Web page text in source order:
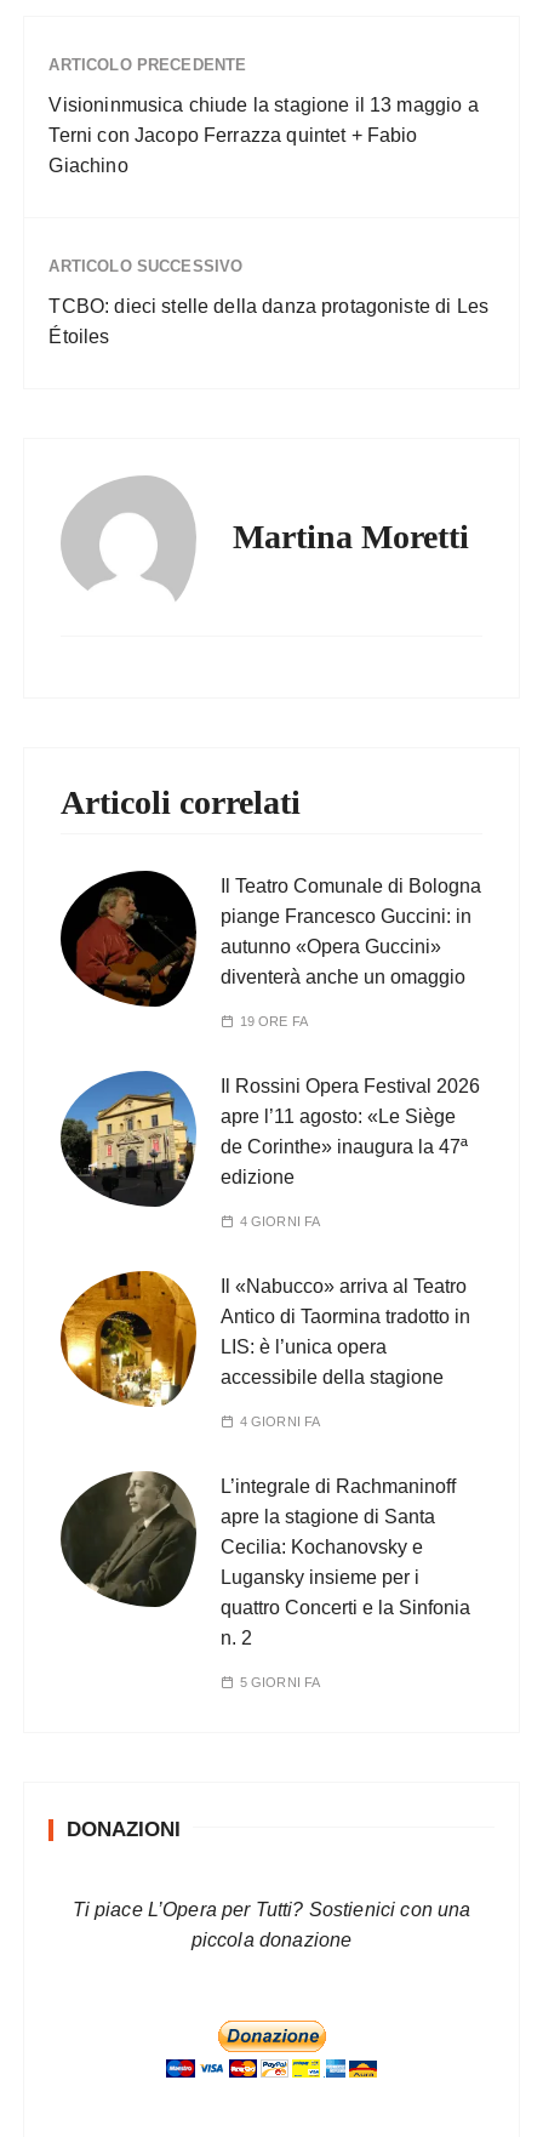
ARTICOLO PRECEDENTE
Visioninmusica chiude la stagione il 13 maggio a
Terni con Jacopo Ferrazza quintet + Fabio
Giachino
ARTICOLO SUCCESSIVO
TCBO: dieci stelle della danza protagoniste di Les
Étoiles
Martina Moretti
Articoli correlati
Il Teatro Comunale di Bologna
piange Francesco Guccini: in
autunno «Opera Guccini»
diventerà anche un omaggio
19 ORE FA
Il Rossini Opera Festival 2026
apre l’11 agosto: «Le Siège
de Corinthe» inaugura la 47ª
edizione
4 GIORNI FA
Il «Nabucco» arriva al Teatro
Antico di Taormina tradotto in
LIS: è l’unica opera
accessibile della stagione
4 GIORNI FA
L’integrale di Rachmaninoff
apre la stagione di Santa
Cecilia: Kochanovsky e
Lugansky insieme per i
quattro Concerti e la Sinfonia
n. 2
5 GIORNI FA
DONAZIONI
Ti piace L’Opera per Tutti? Sostienici con una
piccola donazione